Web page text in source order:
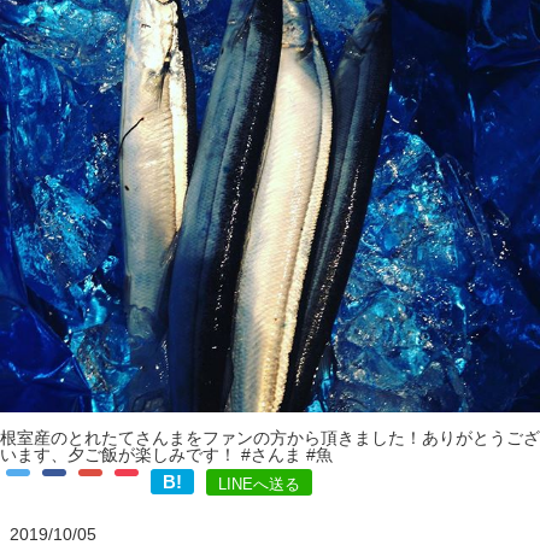
根室産のとれたてさんまをファンの方から頂きました！ありがとうござ
います、夕ご飯が楽しみです！ #さんま #魚
B! LINEへ送る
2019/10/05